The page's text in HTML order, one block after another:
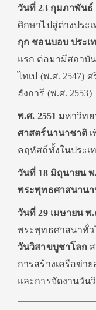
วันที่ 23 กุมภาพันธ์
ศึกษาไปสู่ต่างประ
กุก ชอนบอบ ประเ
แรก ต่อมามีสถาบั
ไทเป (พ.ศ. 2547)
ฮังการี (พ.ศ. 2553)
พ.ศ. 2551 มหาวิท
ศาสตร์นานาชาติ
คฤหัสถ์ทั้งในประเ
วันที่ 18 มิถุนายน พ.
พระพุทธศาสนาน
วันที่ 29 เมษายน พ.
พระพุทธศาสนาทั่ว
วันวิสาขบูชาโลก
การสร้างเครือข่า
และการจัดงานวัน